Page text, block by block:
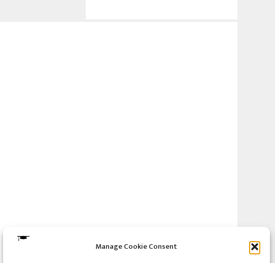
Manage Cookie Consent